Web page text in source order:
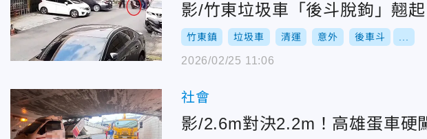
影/竹東垃圾車「後斗脫鉤」翹
竹東鎮 垃圾車 清運 意外 後車斗
2026/02/25 11:06
社會
影/2.6m對決2.2m！高雄蛋車硬